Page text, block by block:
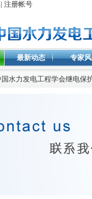
注册帐号
最新动态 专家
水力发电工程学会继电保